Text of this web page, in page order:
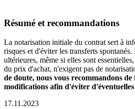
Résumé et recommandations
La notarisation initiale du contrat sert à
risques et d'éviter les transferts
ultérieures, même si elles sont
du prix d'achat, n'exigent pas de
de doute, nous vous recommandons
modifications afin d'éviter
17.11.2023